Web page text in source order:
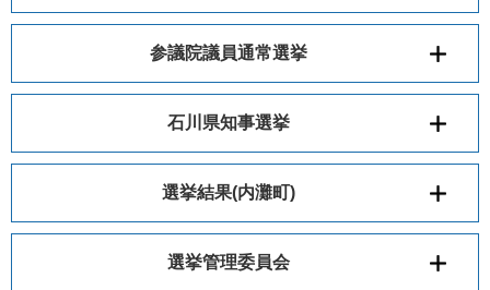
参議院議員通常選挙
石川県知事選挙
選挙結果(内灘町)
選挙管理委員会